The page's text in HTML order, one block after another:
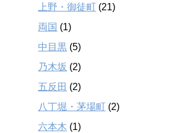
上野・御徒町 (21)
両国 (1)
中目黒 (5)
乃木坂 (2)
五反田 (2)
八丁堀・茅場町 (2)
六本木 (1)